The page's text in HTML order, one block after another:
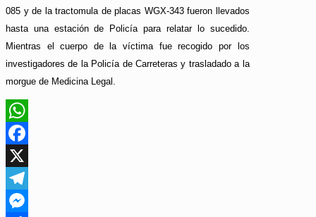
085 y de la tractomula de placas WGX-343 fueron llevados
hasta una estación de Policía para relatar lo sucedido.
Mientras el cuerpo de la víctima fue recogido por los
investigadores de la Policía de Carreteras y trasladado a la
morgue de Medicina Legal.
WhatsApp
Facebook
X
Telegram